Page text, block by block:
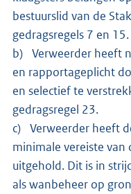
bestuurslid van de
gedragsregels 7 en 15.
b) Verweerder heeft
en rapportageplicht
en selectief te
gedragsregel 23.
c) Verweerder heeft
minimale vereiste van
uitgehold. Dit is in
als wanbeheer op